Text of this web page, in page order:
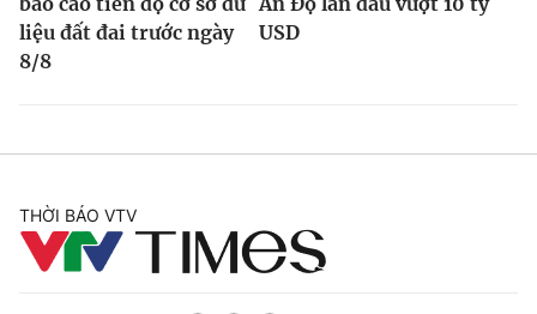
liệu đất đai trước ngày
8/8
USD
THỜI BÁO VTV